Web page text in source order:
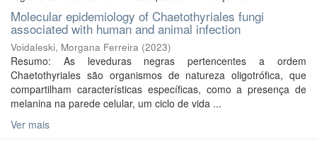
Molecular epidemiology of Chaetothyriales fungi
associated with human and animal infection
Voidaleski, Morgana Ferreira (2023)
Resumo: As leveduras negras pertencentes a ordem
Chaetothyriales são organismos de natureza oligotrófica, que
compartilham características específicas, como a presença de
melanina na parede celular, um ciclo de vida ...
Ver mais